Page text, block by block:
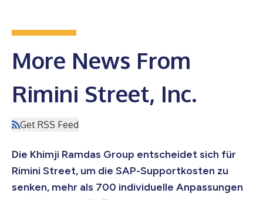
More News From
Rimini Street, Inc.
Get RSS Feed
Die Khimji Ramdas Group entscheidet sich für
Rimini Street, um die SAP-Supportkosten zu
senken, mehr als 700 individuelle Anpassungen